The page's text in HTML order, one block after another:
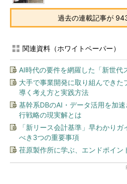
過去の連載記事が
関連資料（ホワイトペーパー）
AI時代の要件を網羅した「新世代
大手で事業開発に取り組んできた
導く考え方と実践方法
基幹系DBのAI・データ活用を加
行戦略の現実解とは
「新リース会計基準」早わかり
べき3つの重要事項
荏原製作所に学ぶ、エンドポイン